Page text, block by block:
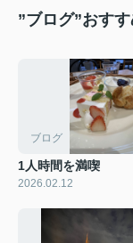
”ブログ”おす
ブログ
1人時間を満喫
2026.02.12